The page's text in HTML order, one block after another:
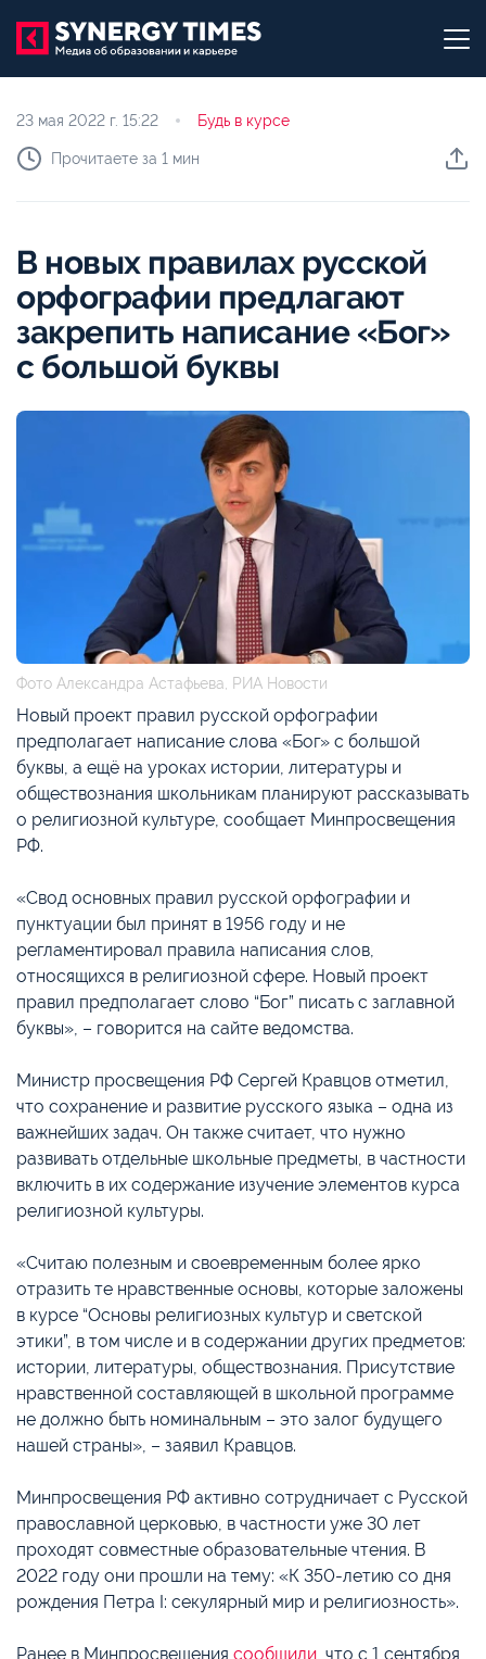
23 мая 2022 г. 15:22 Будь в курсе
Прочитаете за 1 мин
В новых правилах русской
орфографии предлагают
закрепить написание «Бог»
с большой буквы
Фото Александра Астафьева, РИА Новости
Новый проект правил русской орфографии
предполагает написание слова «Бог» с большой
буквы, а ещё на уроках истории, литературы и
обществознания школьникам планируют рассказывать
о религиозной культуре, сообщает Минпросвещения
РФ.
«Свод основных правил русской орфографии и
пунктуации был принят в 1956 году и не
регламентировал правила написания слов,
относящихся в религиозной сфере. Новый проект
правил предполагает слово “Бог” писать с заглавной
буквы», – говорится на сайте ведомства.
Министр просвещения РФ Сергей Кравцов отметил,
что сохранение и развитие русского языка – одна из
важнейших задач. Он также считает, что нужно
развивать отдельные школьные предметы, в частности
включить в их содержание изучение элементов курса
религиозной культуры.
«Считаю полезным и своевременным более ярко
отразить те нравственные основы, которые заложены
в курсе “Основы религиозных культур и светской
этики”, в том числе и в содержании других предметов:
истории, литературы, обществознания. Присутствие
нравственной составляющей в школьной программе
не должно быть номинальным – это залог будущего
нашей страны», – заявил Кравцов.
Минпросвещения РФ активно сотрудничает с Русской
православной церковью, в частности уже 30 лет
проходят совместные образовательные чтения. В
2022 году они прошли на тему: «К 350-летию со дня
рождения Петра I: секулярный мир и религиозность».
Ранее в Минпросвещения сообщили, что с 1 сентября